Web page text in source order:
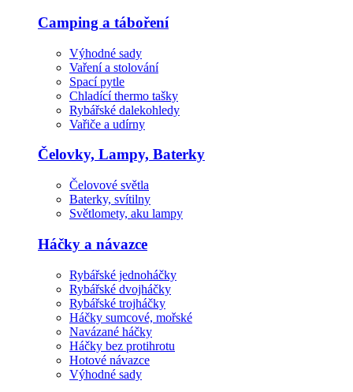
Camping a táboření
Výhodné sady
Vaření a stolování
Spací pytle
Chladící thermo tašky
Rybářské dalekohledy
Vařiče a udírny
Čelovky, Lampy, Baterky
Čelovové světla
Baterky, svítilny
Světlomety, aku lampy
Háčky a návazce
Rybářské jednoháčky
Rybářské dvojháčky
Rybářské trojháčky
Háčky sumcové, mořské
Navázané háčky
Háčky bez protihrotu
Hotové návazce
Výhodné sady